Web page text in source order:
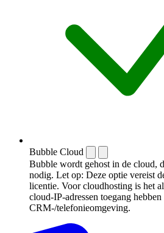
Bubble Cloud
Bubble wordt gehost in de cloud,
nodig. Let op: Deze optie vereist
licentie. Voor cloudhosting is het
cloud-IP-adressen toegang hebben
CRM-/telefonieomgeving.